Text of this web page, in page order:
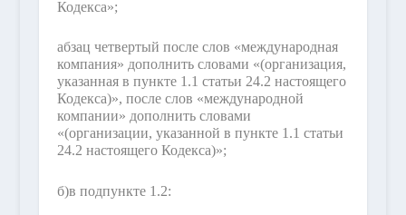
Кодекса»;
абзац четвертый после слов «международная
компания» дополнить словами «(организация,
указанная в пункте 1.1 статьи 24.2 настоящего
Кодекса)», после слов «международной
компании» дополнить словами
«(организации, указанной в пункте 1.1 статьи
24.2 настоящего Кодекса)»;
б)в подпункте 1.2: